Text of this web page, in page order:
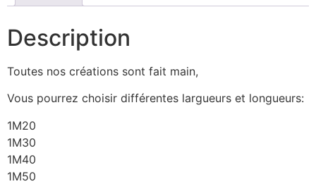
Description
Toutes nos créations sont fait main,
Vous pourrez choisir différentes largueurs et longueurs:
1M20
1M30
1M40
1M50